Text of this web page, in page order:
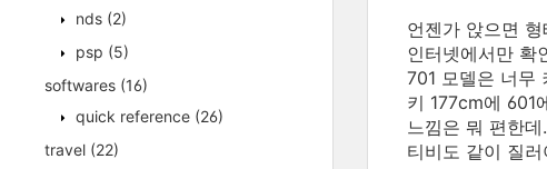
nds (2)
psp (5)
softwares (16)
quick reference (26)
travel (22)
언젠가 앉으면
인터넷에서만 확
701 모델은 너무
키 177cm에 601
느낌은 뭐 편한
티비도 같이 질러